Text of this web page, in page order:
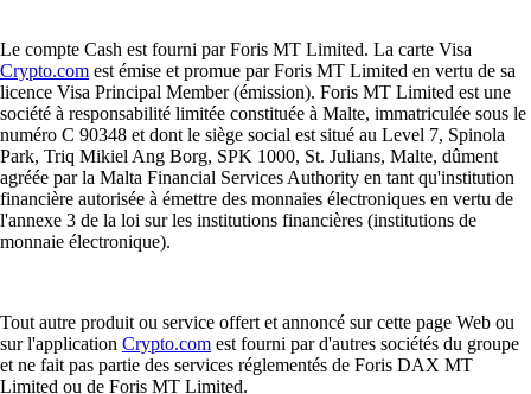
Le compte Cash est fourni par Foris MT Limited. La carte Visa
Crypto.com est émise et promue par Foris MT Limited en vertu de sa
licence Visa Principal Member (émission). Foris MT Limited est une
société à responsabilité limitée constituée à Malte, immatriculée sous le
numéro C 90348 et dont le siège social est situé au Level 7, Spinola
Park, Triq Mikiel Ang Borg, SPK 1000, St. Julians, Malte, dûment
agréée par la Malta Financial Services Authority en tant qu'institution
financière autorisée à émettre des monnaies électroniques en vertu de
l'annexe 3 de la loi sur les institutions financières (institutions de
monnaie électronique).
Tout autre produit ou service offert et annoncé sur cette page Web ou
sur l'application Crypto.com est fourni par d'autres sociétés du groupe
et ne fait pas partie des services réglementés de Foris DAX MT
Limited ou de Foris MT Limited.